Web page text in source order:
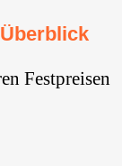
Festpreisen